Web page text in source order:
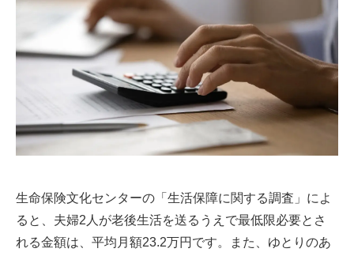
生命保険文化センターの「生活保障に関する調査」によ
ると、夫婦2人が老後生活を送るうえで最低限必要とさ
れる金額は、平均月額23.2万円です。また、ゆとりのあ